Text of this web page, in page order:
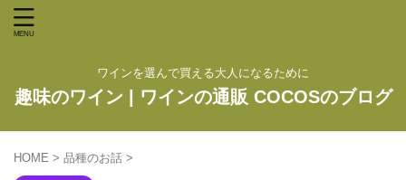
ワインを選んで買える大人になるために
趣味のワイン | ワインの通販 COCOSのブログ
HOME > 品種のお話 >